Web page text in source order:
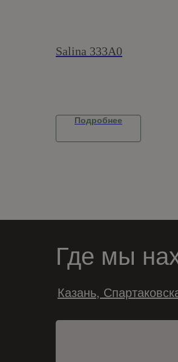
Salina 333A0
Подробнее
Где мы
Казань,